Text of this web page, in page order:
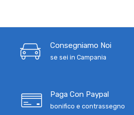
Consegniamo Noi
se sei in Campania
Paga Con Paypal
bonifico e contrassegno